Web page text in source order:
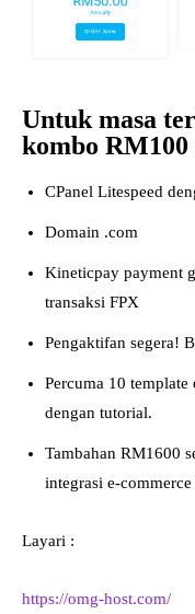
Untuk masa
kombo RM100
CPanel Litespeed
Domain .com
Kineticpay payment
transaksi FPX
Pengaktifan segera!
Percuma 10
dengan tutorial.
Tambahan RM1600
integrasi e-
Layari :
https://omg-host.com/